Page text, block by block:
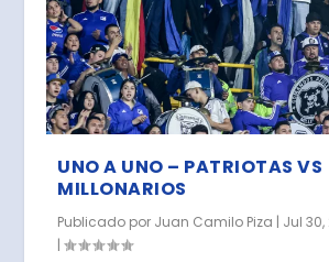
UNO A UNO – PATRIOTAS VS
MILLONARIOS
Publicado por Juan Camilo Piza | Jul 30,
|